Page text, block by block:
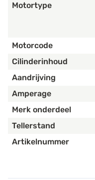
Motortype
Motorcode
Cilinderinhoud
Aandrijving
Amperage
Merk onderdeel
Tellerstand
Artikelnummer